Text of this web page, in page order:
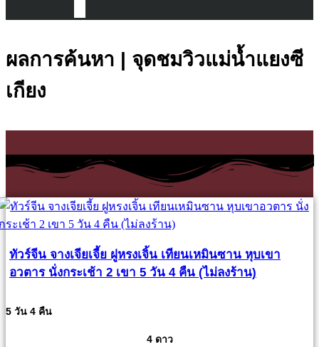
ผลการค้นหา | จุดชมวิวแม่น้ำแยงซี
เกียง
ทัวร์จีน จางเจียเจี้ย ฝูหรงเจิ้น เทียนเหมินซาน หุบเขา
อวตาร นั่งกระเช้า 2 เขา 5 วัน 4 คืน (ไม่ลงร้าน)
5 วัน 4 คืน
4 ดาว